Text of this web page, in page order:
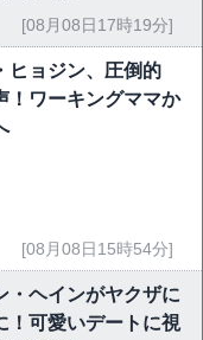
[08月08日17時19分]
ヒョジン、圧倒的
！ワーキングママか
[08月08日15時54分]
・ヘインがヤクザに
！可愛いデートに視